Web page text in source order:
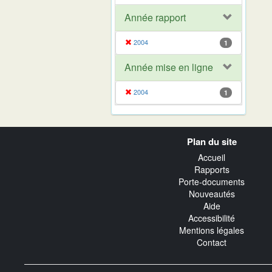
Année rapport
2004 1
Année mise en ligne
2004 1
Plan du site
Accueil
Rapports
Porte-documents
Nouveautés
Aide
Accessibilité
Mentions légales
Contact